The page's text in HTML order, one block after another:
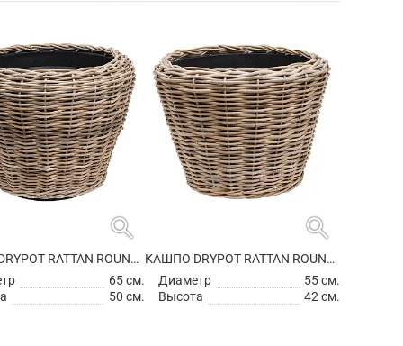
search
КАШПО DRYPOT RATTAN ROUND GREY OUTDOOR
65 см.
50 см.
search
КАШПО DRYPOT RATTAN ROUND GREY OUTDOOR
Диаметр
55 см.
Высота
42 см.